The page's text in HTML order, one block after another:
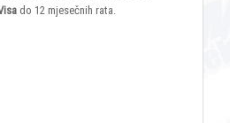
do 12 mjesečnih rata.